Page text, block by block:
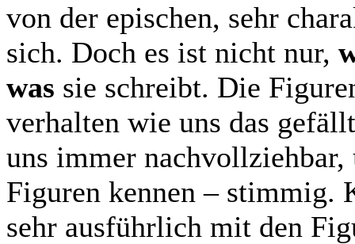
von der epischen, sehr
sich. Doch es ist nicht nur,
was sie schreibt. Die
verhalten wie uns das
uns immer
Figuren kennen – stimmig.
sehr ausführlich mit den